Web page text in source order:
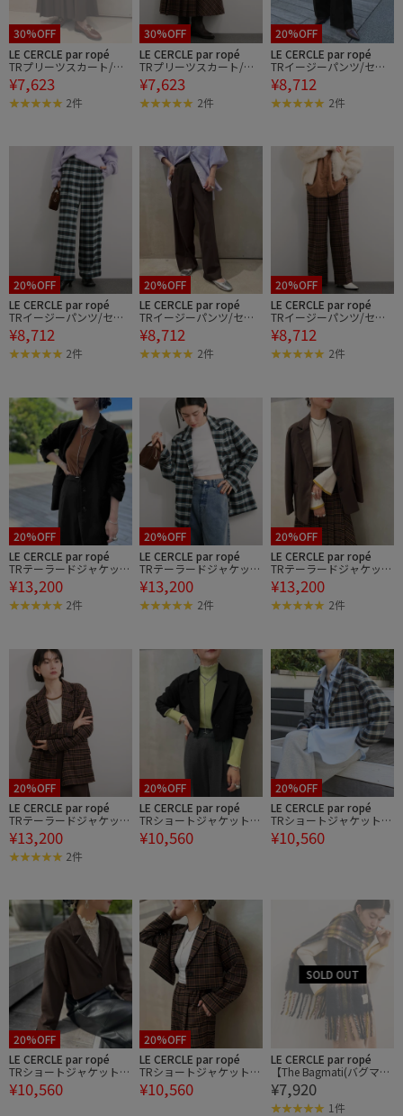
30%OFF
LE CERCLE par ropé
TRプリーツスカート/セ
ットアップ対応
¥7,623
2件
30%OFF
LE CERCLE par ropé
TRプリーツスカート/セ
ットアップ対応
¥7,623
2件
20%OFF
LE CERCLE par ropé
TRイージーパンツ/セッ
トアップ対応
¥8,712
2件
20%OFF
LE CERCLE par ropé
TRイージーパンツ/セッ
トアップ対応
¥8,712
2件
20%OFF
LE CERCLE par ropé
TRイージーパンツ/セッ
トアップ対応
¥8,712
2件
20%OFF
LE CERCLE par ropé
TRイージーパンツ/セッ
トアップ対応
¥8,712
2件
20%OFF
LE CERCLE par ropé
TRテーラードジャケッ
ト/セットアップ対応
¥13,200
2件
20%OFF
LE CERCLE par ropé
TRテーラードジャケッ
ト/セットアップ対応
¥13,200
2件
20%OFF
LE CERCLE par ropé
TRテーラードジャケッ
ト/セットアップ対応
¥13,200
2件
20%OFF
LE CERCLE par ropé
TRテーラードジャケッ
ト/セットアップ対応
¥13,200
2件
20%OFF
LE CERCLE par ropé
TRショートジャケット/
セットアップ対応
¥10,560
20%OFF
LE CERCLE par ropé
TRショートジャケット/
セットアップ対応
¥10,560
20%OFF
LE CERCLE par ropé
TRショートジャケット/
セットアップ対応
¥10,560
20%OFF
LE CERCLE par ropé
TRショートジャケット/
セットアップ対応
¥10,560
LE CERCLE par ropé
【The Bagmati(バグマテ
ィ)】フリンジマフラー
¥7,920
1件